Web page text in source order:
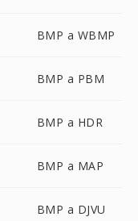
BMP a WBMP
BMP a PBM
BMP a HDR
BMP a MAP
BMP a DJVU